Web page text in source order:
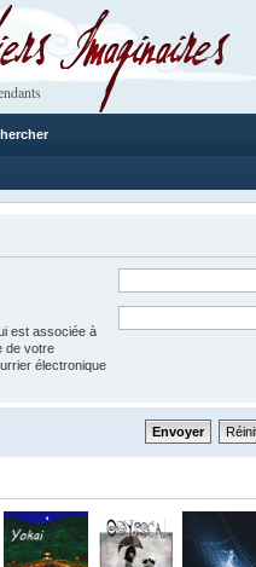
est associée à
de votre
électronique